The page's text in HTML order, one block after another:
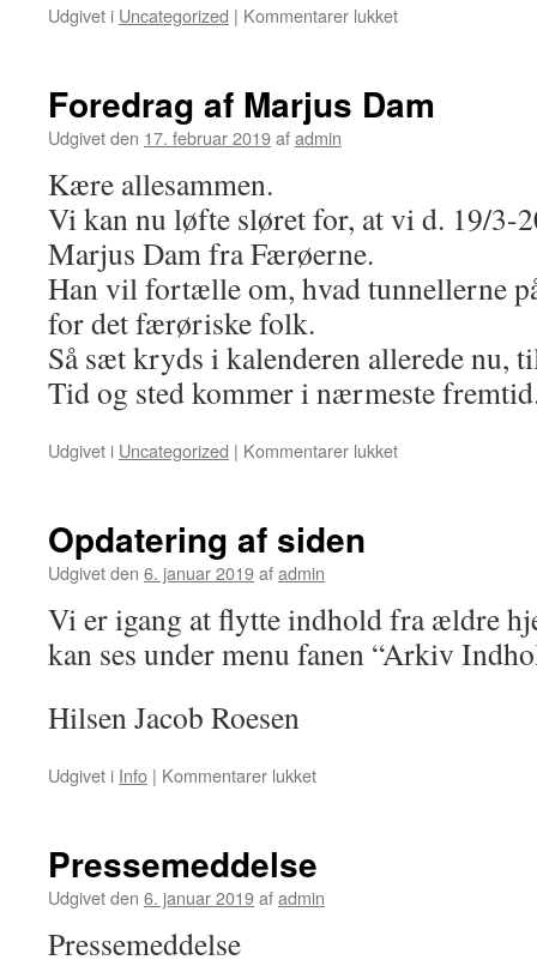
Udgivet i Uncategorized | Kommentarer lukkettil
Foredrag af Marjus Dam
Udgivet den 17. februar 2019afadmin
Kære allesammen.
Vi kan nu løfte sløret for, at vi d. 19/3-
Marjus Dam fra Færøerne.
Han vil fortælle om, hvad tunnellerne
for det færøriske folk.
Så sæt kryds i kalenderen allerede nu,
Tid og sted kommer i nærmeste
Udgivet i Uncategorized | Kommentarer lukkettil
Opdatering af siden
Udgivet den 6. januar 2019afadmin
Vi er igang at flytte indhold fra ældre
kan ses under menu fanen “Arkiv
Hilsen Jacob Roesen
Udgivet i Info | Kommentarer lukkettil
Pressemeddelse
Udgivet den 6. januar 2019afadmin
Pressemeddelse